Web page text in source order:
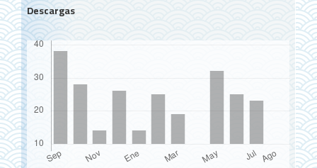
Descargas